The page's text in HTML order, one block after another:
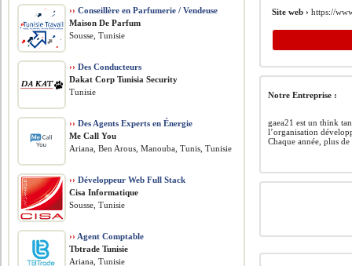
Site web › https://
Notre Entreprise :
gaea21 est un think
l’organisation
Chaque année, plus
›› Conseillère en Parfumerie / Vendeuse
Maison De Parfum
Sousse, Tunisie
›› Des Conducteurs
Dakat Corp Tunisia Security
Tunisie
›› Des Agents Experts en Énergie
Me Call You
Ariana, Ben Arous, Manouba, Tunis, Tunisie
›› Développeur Web Full Stack
Cisa Informatique
Sousse, Tunisie
›› Agent Comptable
Tbtrade Tunisie
Ariana, Tunisie